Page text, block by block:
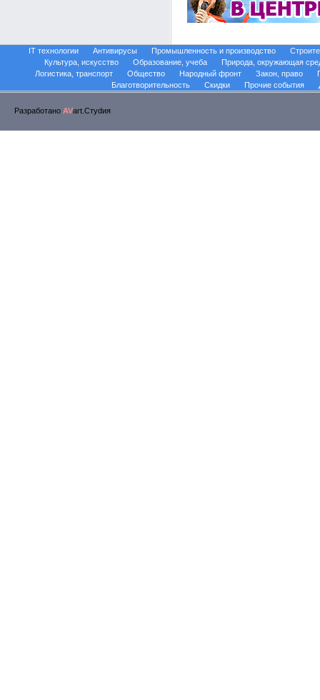
IT технологии Антивирусы Промышленность и производство
Культура, искусство
Образование, учеба
Природа, окружающая
Логистика, транспорт
Общество Народный фронт Закон, право
Благотворительность
Скидки Прочие события
Разработано AVart.Стуdия